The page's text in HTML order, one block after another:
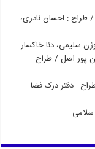
: احسان نادری،
سلیمی، دنا خاکسار
پور اصل / طراح:
: دفتر درک فضا